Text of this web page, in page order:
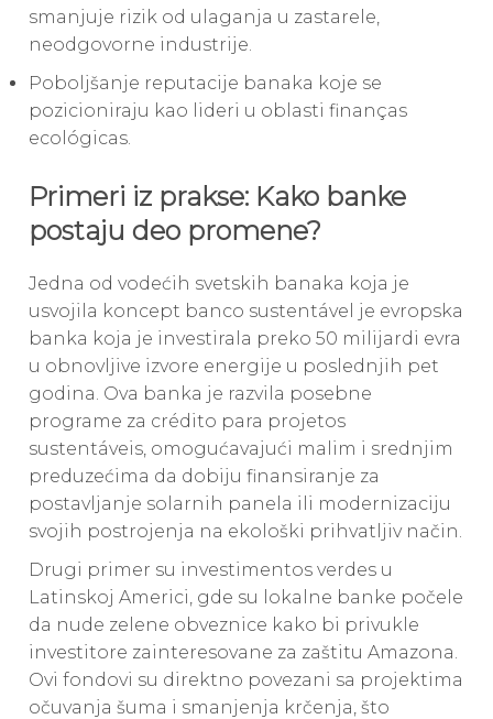
smanjuje rizik od ulaganja u zastarele,
neodgovorne industrije.
Poboljšanje reputacije banaka koje se
pozicioniraju kao lideri u oblasti finanças
ecológicas.
Primeri iz prakse: Kako banke
postaju deo promene?
Jedna od vodećih svetskih banaka koja je
usvojila koncept banco sustentável je evropska
banka koja je investirala preko 50 milijardi evra
u obnovljive izvore energije u poslednjih pet
godina. Ova banka je razvila posebne
programe za crédito para projetos
sustentáveis, omogućavajući malim i srednjim
preduzećima da dobiju finansiranje za
postavljanje solarnih panela ili modernizaciju
svojih postrojenja na ekološki prihvatljiv način.
Drugi primer su investimentos verdes u
Latinskoj Americi, gde su lokalne banke počele
da nude zelene obveznice kako bi privukle
investitore zainteresovane za zaštitu Amazona.
Ovi fondovi su direktno povezani sa projektima
očuvanja šuma i smanjenja krčenja, što